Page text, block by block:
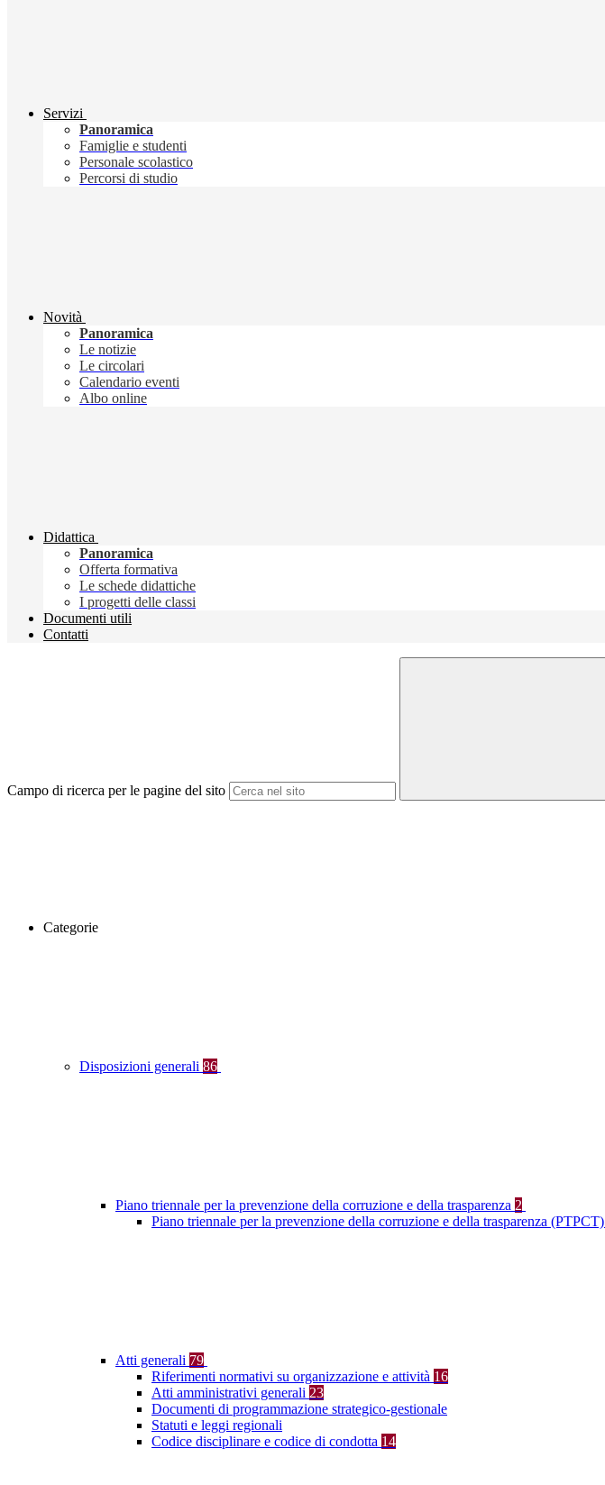
Servizi
Panoramica
Famiglie e studenti
Personale scolastico
Percorsi di studio
Novità
Panoramica
Le notizie
Le circolari
Calendario eventi
Albo online
Didattica
Panoramica
Offerta formativa
Le schede didattiche
I progetti delle classi
Documenti utili
Contatti
Campo di ricerca per le pagine del sito
Categorie
Disposizioni generali 86
Piano triennale per la prevenzione della corruzione e della trasparenza 2
Piano triennale per la prevenzione della corruzione e della trasparenza (PTPCT)
Atti generali 79
Riferimenti normativi su organizzazione e attività 16
Atti amministrativi generali 23
Documenti di programmazione strategico-gestionale
Statuti e leggi regionali
Codice disciplinare e codice di condotta 14